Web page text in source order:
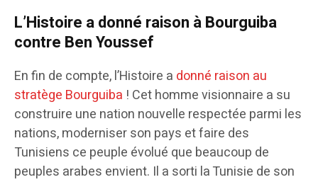
L’Histoire a donné raison à Bourguiba
contre Ben Youssef
En fin de compte, l’Histoire a donné raison au
stratège Bourguiba ! Cet homme visionnaire a su
construire une nation nouvelle respectée parmi les
nations, moderniser son pays et faire des
Tunisiens ce peuple évolué que beaucoup de
peuples arabes envient. Il a sorti la Tunisie de son